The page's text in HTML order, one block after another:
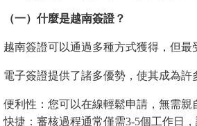
（一）什麼是越南簽證？
越南簽證可以通過多種方式獲得，但最
電子簽證提供了諸多優勢，使其成為許
便利性：您可以在線輕鬆申請，無需親
快捷：審核過程通常僅需3-5個工作日